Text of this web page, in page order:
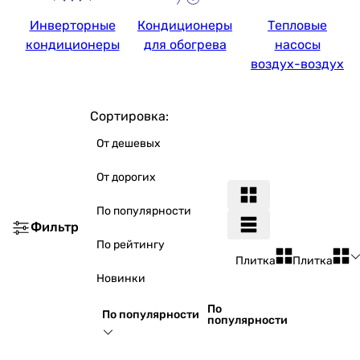
Инверторные
кондиционеры
Кондиционеры
для обогрева
Тепловые
насосы
воздух-воздух
Фильтр
Сортировка:
От дешевых
От дорогих
По популярности
По рейтингу
Новинки
По популярности
По
популярности
Плитка Плитка